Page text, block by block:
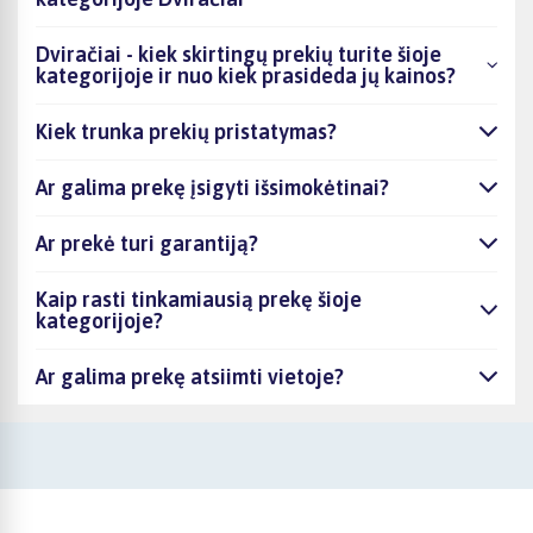
Dviračiai - kiek skirtingų prekių turite šioje
kategorijoje ir nuo kiek prasideda jų kainos?
Kiek trunka prekių pristatymas?
Ar galima prekę įsigyti išsimokėtinai?
Ar prekė turi garantiją?
Kaip rasti tinkamiausią prekę šioje
kategorijoje?
Ar galima prekę atsiimti vietoje?